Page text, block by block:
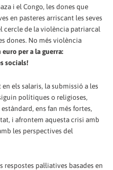
i el Congo, les dones que
en pasteres arriscant les seves
cercle de la violència patriarcal
dones. No més violència
per a la guerra:
socials!
els salaris, la submissió a les
polítiques o religioses,
ens fan més fortes,
i afrontem aquesta crisi amb
les perspectives del
pal·liatives basades en